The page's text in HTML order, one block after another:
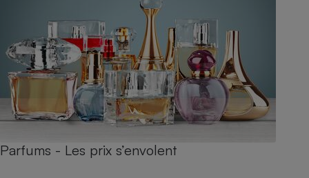
Parfums - Les prix s’envolent